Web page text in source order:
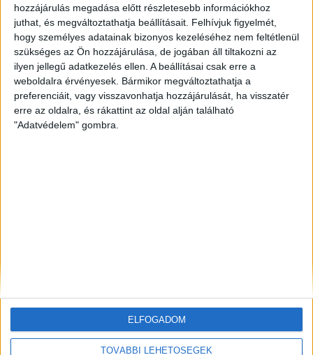
hozzájárulás megadása előtt részletesebb információkhoz
juthat, és megváltoztathatja beállításait. Felhívjuk figyelmét,
hogy személyes adatainak bizonyos kezeléséhez nem feltétlenül
szükséges az Ön hozzájárulása, de jogában áll tiltakozni az
ilyen jellegű adatkezelés ellen. A beállításai csak erre a
weboldalra érvényesek. Bármikor megváltoztathatja a
preferenciáit, vagy visszavonhatja hozzájárulását, ha visszatér
erre az oldalra, és rákattint az oldal alján található
"Adatvédelem" gombra.
TOVÁBBI LEHETŐSÉGEK
ELFOGADOM
ZÖLDINFÓ 4 óra telt el a létrehozás óta
Rekordhőség és történelmi aszály sújtja
Horvátországot, a folyók apadnak
ZÖLDINFÓ 4 óra telt el a létrehozás óta
Vízszolgáltatókat támadtak hackerek az Egyesült
Államokban
ZÖLDINFÓ 4 óra telt el a létrehozás óta